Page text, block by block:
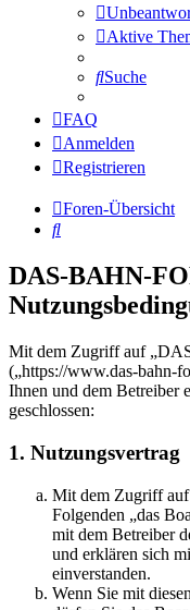
Aktive
Suche
FAQ
Anmelden
Registrieren
Foren-Übersicht
Suche
DAS-BAHN-
Mit dem Zugriff auf
(„https://www.das-bahn-
Ihnen und dem Betreiber
geschlossen:
1. Nutzungsvertrag
Mit dem Zugriff
Folgenden „das
mit dem Betreiber
und erklären sich
einverstanden.
Wenn Sie mit